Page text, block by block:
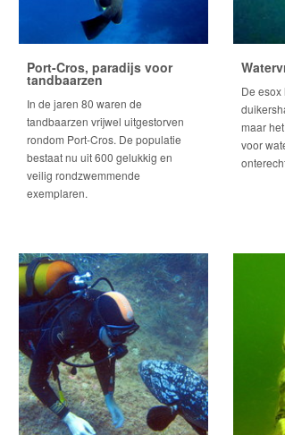
Port-Cros, paradijs voor
tandbaarzen
In de jaren 80 waren de
tandbaarzen vrijwel uitgestorven
rondom Port-Cros. De populatie
bestaat nu uit 600 gelukkig en
veilig rondzwemmende
exemplaren.
De
maar
voor